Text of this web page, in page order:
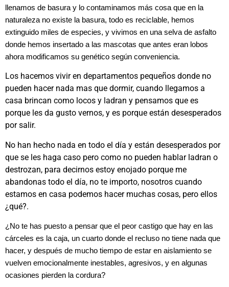
llenamos de basura y lo contaminamos más cosa que en la
naturaleza no existe la basura, todo es reciclable, hemos
extinguido miles de especies, y vivimos en una selva de asfalto
donde hemos insertado a las mascotas que antes eran lobos
ahora modificamos su genético según conveniencia.
Los hacemos vivir en departamentos pequeños donde no
pueden hacer nada mas que dormir, cuando llegamos a
casa brincan como locos y ladran y pensamos que es
porque les da gusto vernos, y es porque están desesperados
por salir.
No han hecho nada en todo el día y están desesperados por
que se les haga caso pero como no pueden hablar ladran o
destrozan, para decirnos estoy enojado porque me
abandonas todo el día, no te importo, nosotros cuando
estamos en casa podemos hacer muchas cosas, pero ellos
¿qué?.
¿No te has puesto a pensar que el peor castigo que hay en las
cárceles es la caja, un cuarto donde el recluso no tiene nada que
hacer, y después de mucho tiempo de estar en aislamiento se
vuelven emocionalmente inestables, agresivos, y en algunas
ocasiones pierden la cordura?